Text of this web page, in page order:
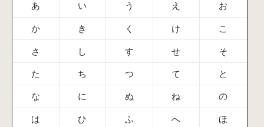
あ い う え お
か き く け こ
さ し す せ そ
た ち つ て と
な に ぬ ね の
は ひ ふ へ ほ